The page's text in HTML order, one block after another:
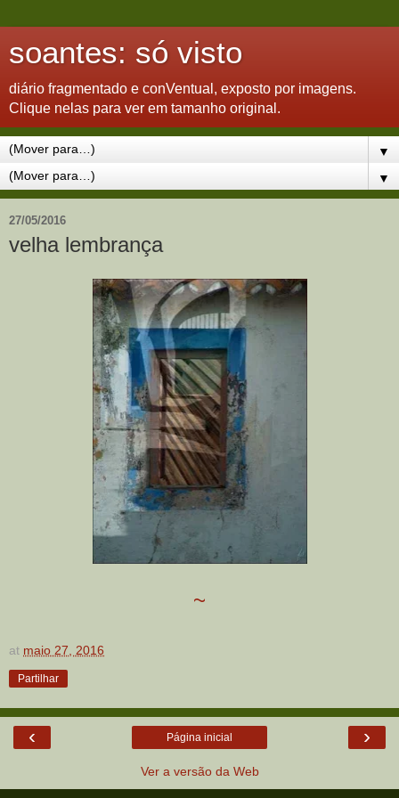
soantes: só visto
diário fragmentado e conVentual, exposto por imagens.
Clique nelas para ver em tamanho original.
▼
▼
27/05/2016
velha lembrança
~
at maio 27, 2016
Partilhar
‹ ›
Página inicial
Ver a versão da Web